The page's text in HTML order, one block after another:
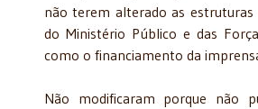
não terem alterado as estruturas
do Ministério Público e das
como o financiamento da
Não modificaram porque não